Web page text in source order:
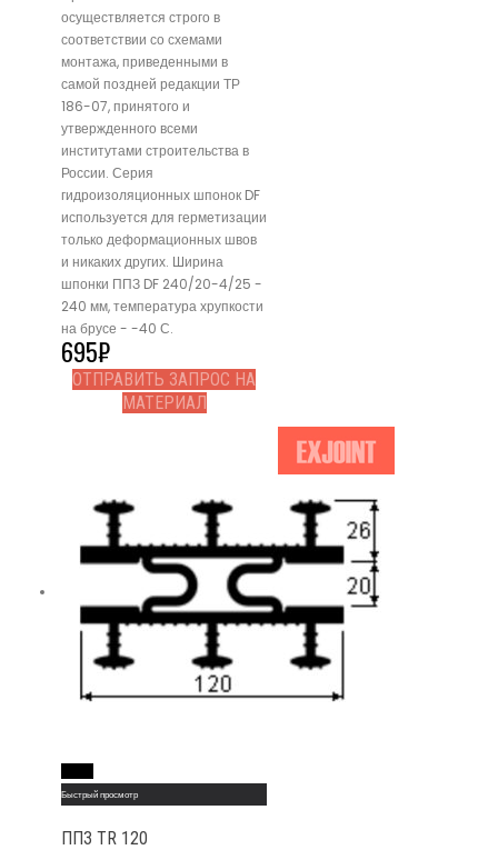
осуществляется строго в
соответствии со схемами
монтажа, приведенными в
самой поздней редакции ТР
186-07, принятого и
утвержденного всеми
институтами строительства в
России. Серия
гидроизоляционных шпонок DF
используется для герметизации
только деформационных швов
и никаких других. Ширина
шпонки ППЗ DF 240/20-4/25 -
240 мм, температура хрупкости
на брусе - -40 С.
695₽
ОТПРАВИТЬ ЗАПРОС НА
МАТЕРИАЛ
Быстрый просмотр
ППЗ TR 120